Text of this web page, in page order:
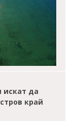
искат да
край